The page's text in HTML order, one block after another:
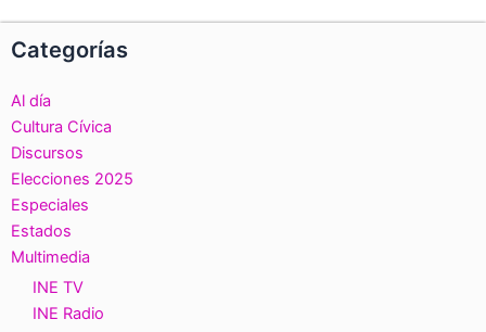
Categorías
Al día
Cultura Cívica
Discursos
Elecciones 2025
Especiales
Estados
Multimedia
INE TV
INE Radio